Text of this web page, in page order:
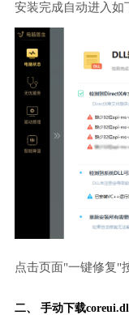
安装完成自动进入如
点击页面"一键修复"
二、 手动下载